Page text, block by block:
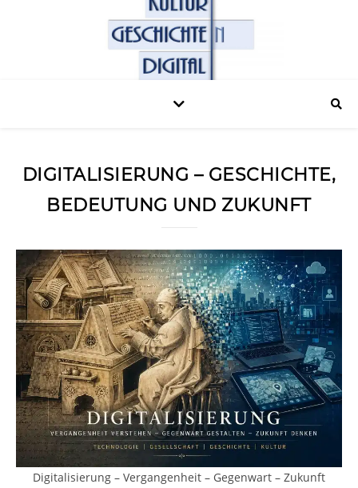
DIGITALISIERUNG – GESCHICHTE,
BEDEUTUNG UND ZUKUNFT
Digitalisierung – Vergangenheit – Gegenwart – Zukunft